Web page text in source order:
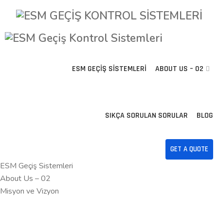
ESM GEÇIŞ SISTEMLERI ABOUT US – 02
SIKÇA SORULAN SORULAR BLOG
GET A QUOTE
ESM Geçiş Sistemleri
About Us – 02
Misyon ve Vizyon